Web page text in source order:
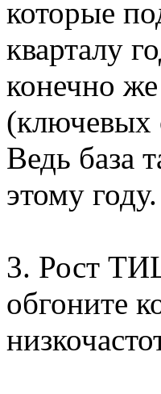
которые
кварталу
конечно
(ключевых
Ведь база
этому году.
3. Рост
обгоните